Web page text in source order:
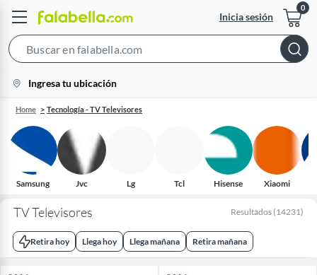
Inicia sesión
Bar
location-
icon
Ingresa tu ubicación
Home Tecnología - TV Televisores
Samsung Jvc Lg Tcl Hisense Xiaomi
TV Televisores Resultados (14231)
Retira hoy Llega hoy Llega mañana Retira mañana